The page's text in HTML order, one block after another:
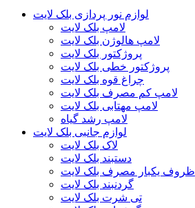
لوازم نور پردازی بلک لایت
لامپ بلک لایت
لامپ هالوژن بلک لایت
پروژکتور بلک لایت
پروژکتور خطی بلک لایت
چراغ قوه بلک لایت
لامپ کم مصرف بلک لایت
لامپ مهتابی بلک لایت
لامپ رشد گیاه
لوازم جانبی بلک لایت
لاک بلک لایت
دستبند بلک لایت
ظروف یکبار مصرف بلک لایت
گردنبند بلک لایت
تی شرت بلک لایت